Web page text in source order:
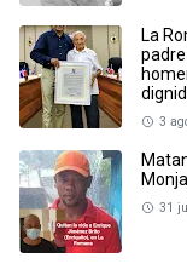
La
3
31